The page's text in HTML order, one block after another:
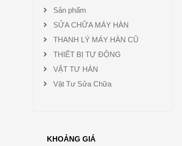
Sản phẩm
SỬA CHỮA MÁY HÀN
THANH LÝ MÁY HÀN CŨ
THIẾT BỊ TỰ ĐỘNG
VẬT TƯ HÀN
Vật Tư Sửa Chữa
KHOẢNG GIÁ